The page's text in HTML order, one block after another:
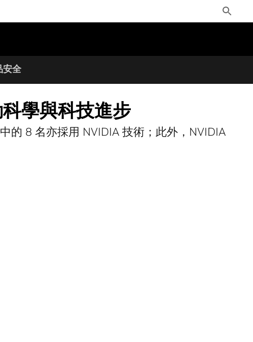
Toggle
Search
安全
學與科技進步
的 8 名亦採用 NVIDIA 技術；此外，NVIDIA